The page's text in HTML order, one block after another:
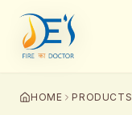
HOME PRODUCTS